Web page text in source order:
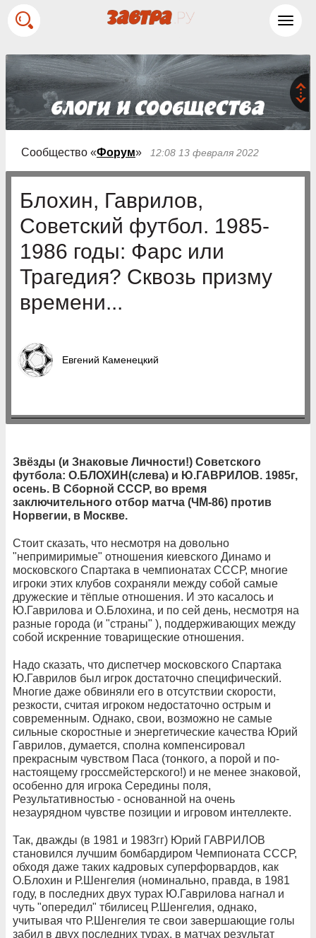
Сообщество «Форум» 12:08 13 февраля 2022
Блохин, Гаврилов,
Советский футбол. 1985-
1986 годы: Фарс или
Трагедия? Сквозь призму
времени...
Евгений Каменецкий
Звёзды (и Знаковые Личности!) Советского
футбола: О.БЛОХИН(слева) и Ю.ГАВРИЛОВ. 1985г,
осень. В Сборной СССР, во время
заключительного отбор матча (ЧМ-86) против
Норвегии, в Москве.
Стоит сказать, что несмотря на довольно
"непримиримые" отношения киевского Динамо и
московского Спартака в чемпионатах СССР, многие
игроки этих клубов сохраняли между собой самые
дружеские и тёплые отношения. И это касалось и
Ю.Гаврилова и О.Блохина, и по сей день, несмотря на
разные города (и "страны" ), поддерживающих между
собой искренние товарищеские отношения.
Надо сказать, что диспетчер московского Спартака
Ю.Гаврилов был игрок достаточно специфический.
Многие даже обвиняли его в отсутствии скорости,
резкости, считая игроком недостаточно острым и
современным. Однако, свои, возможно не самые
сильные скоростные и энергетические качества Юрий
Гаврилов, думается, сполна компенсировал
прекрасным чувством Паса (тонкого, а порой и по-
настоящему гроссмейстерского!) и не менее знаковой,
особенно для игрока Середины поля,
Результативностью - основанной на очень
незаурядном чувстве позиции и игровом интеллекте.
Так, дважды (в 1981 и 1983гг) Юрий ГАВРИЛОВ
становился лучшим бомбардиром Чемпионата СССР,
обходя даже таких кадровых суперфорвардов, как
О.Блохин и Р.Шенгелия (номинально, правда, в 1981
году, в последних двух турах Ю.Гаврилова нагнал и
чуть "опередил" тбилисец Р.Шенгелия, однако,
учитывая что Р.Шенгелия те свои завершающие голы
забил в двух последних турах, в матчах результат